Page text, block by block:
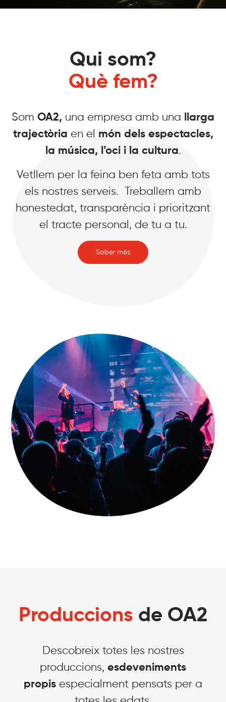
Qui som?
Què fem?
Som OA2, una empresa amb una
llarga
trajectòria en el món dels espectacles,
la música, l’oci i la cultura.
Vetllem per la feina ben feta amb tots
els nostres serveis. Treballem amb
honestedat, transparència i prioritzant
el tracte personal, de tu a tu.
Saber més
Produccions de OA2
Descobreix totes les nostres
produccions, esdeveniments
propis especialment pensats per a